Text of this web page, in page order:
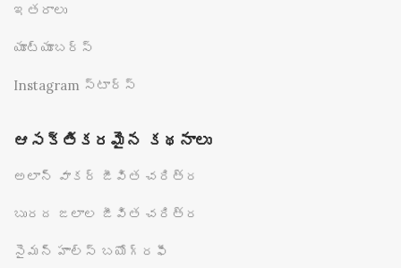
ఇతరాలు
యూట్యూబర్స్
Instagram స్టార్స్
ఆసక్తికరమైన కథనాలు
అలాన్ వాకర్ జీవిత చరిత్ర
బురద జలాల జీవిత చరిత్ర
సైమన్ హాల్స్ బయోగ్రఫీ